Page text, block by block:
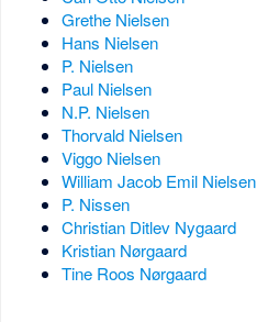
Grethe Nielsen
Hans Nielsen
P. Nielsen
Paul Nielsen
N.P. Nielsen
Thorvald Nielsen
Viggo Nielsen
William Jacob Emil Nielsen
P. Nissen
Christian Ditlev Nygaard
Kristian Nørgaard
Tine Roos Nørgaard